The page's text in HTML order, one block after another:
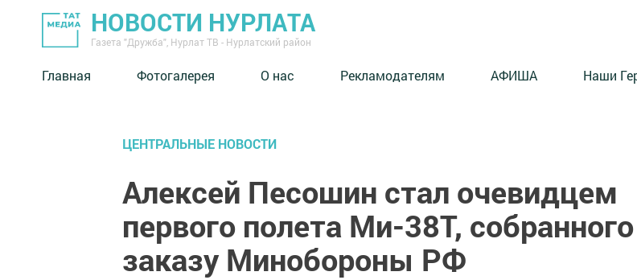
НОВОСТИ НУРЛАТА
Газета "Дружба", Нурлат ТВ - Нурлатский район
Главная Фотогалерея О нас Рекламодателям АФИША Наши
ЦЕНТРАЛЬНЫЕ НОВОСТИ
Алексей Песошин стал очевидцем
первого полета Ми-38Т,
заказу Минобороны РФ